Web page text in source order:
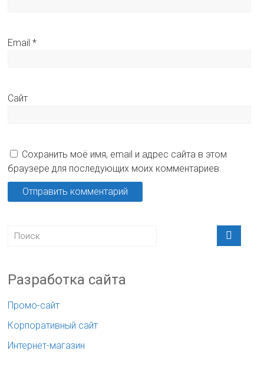
Email*
Сайт
Сохранить моё имя, email и адрес сайта в этом
браузере для последующих моих комментариев.
Разработка сайта
Промо-сайт
Корпоративный сайт
Интернет-магазин